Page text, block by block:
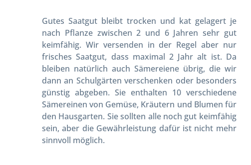
Gutes Saatgut bleibt trocken und kat gelagert je
nach Pflanze zwischen 2 und 6 Jahren sehr gut
keimfähig. Wir versenden in der Regel aber nur
frisches Saatgut, dass maximal 2 Jahr alt ist. Da
bleiben natürlich auch Sämereiene übrig, die wir
dann an Schulgärten verschenken oder besonders
günstig abgeben. Sie enthalten 10 verschiedene
Sämereinen von Gemüse, Kräutern und Blumen für
den Hausgarten. Sie sollten alle noch gut keimfähig
sein, aber die Gewährleistung dafür ist nicht mehr
sinnvoll möglich.